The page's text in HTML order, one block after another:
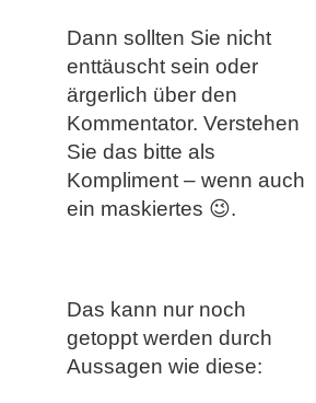
Dann sollten Sie nicht
enttäuscht sein oder
ärgerlich über den
Kommentator. Verstehen
Sie das bitte als
Kompliment – wenn auch
ein maskiertes 😉.
Das kann nur noch
getoppt werden durch
Aussagen wie diese: